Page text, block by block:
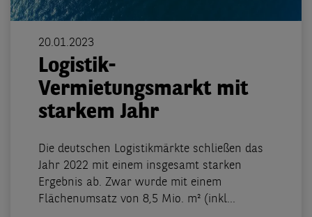
20.01.2023
Logistik-
Vermietungsmarkt mit
starkem Jahr
Die deutschen Logistikmärkte schließen das
Jahr 2022 mit einem insgesamt starken
Ergebnis ab. Zwar wurde mit einem
Flächenumsatz von 8,5 Mio. m² (inkl...